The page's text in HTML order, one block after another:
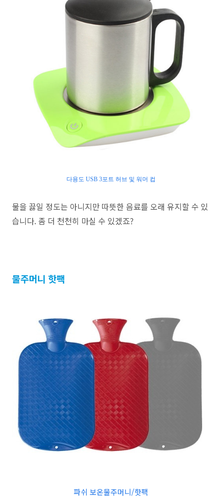
다용도 USB 3포트 허브 및 워머 컵
물을 끓일 정도는 아니지만 따뜻한 음료를 오래 유지할 수 있
습니다. 좀 더 천천히 마실 수 있겠죠?
물주머니 핫팩
파쉬 보온물주머니/핫팩